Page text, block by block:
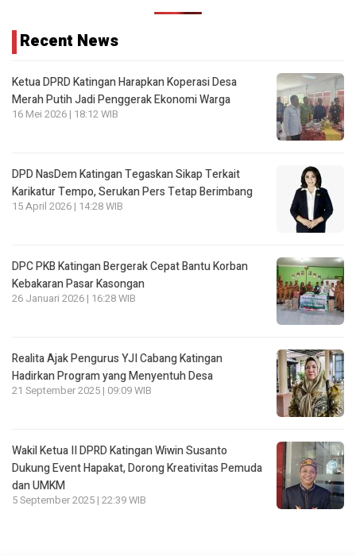
Recent News
Ketua DPRD Katingan Harapkan Koperasi Desa
Merah Putih Jadi Penggerak Ekonomi Warga
16 Mei 2026 | 18:12 WIB
DPD NasDem Katingan Tegaskan Sikap Terkait
Karikatur Tempo, Serukan Pers Tetap Berimbang
15 April 2026 | 14:28 WIB
DPC PKB Katingan Bergerak Cepat Bantu Korban
Kebakaran Pasar Kasongan
26 Januari 2026 | 16:28 WIB
Realita Ajak Pengurus YJI Cabang Katingan
Hadirkan Program yang Menyentuh Desa
21 September 2025 | 09:09 WIB
Wakil Ketua II DPRD Katingan Wiwin Susanto
Dukung Event Hapakat, Dorong Kreativitas Pemuda
dan UMKM
5 September 2025 | 22:39 WIB